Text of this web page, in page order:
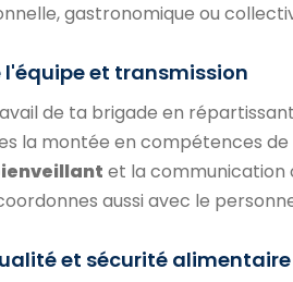
gastronomique ou
l'équipe et transmission
de ta brigade en
la montée en compétences
et la communication
aussi avec le
et sécurité alimentaire